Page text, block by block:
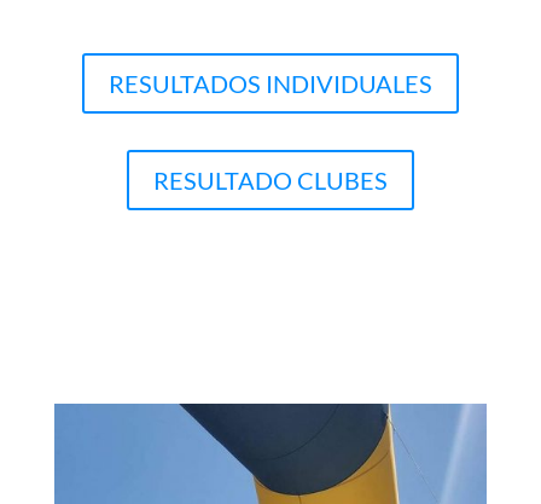
RESULTADOS INDIVIDUALES
RESULTADO CLUBES